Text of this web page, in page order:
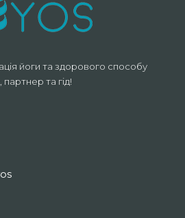
йоги та здорового способу
та гід!